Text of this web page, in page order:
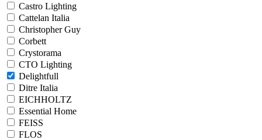
Castro Lighting
Cattelan Italia
Christopher Guy
Corbett
Crystorama
CTO Lighting
Delightfull
Ditre Italia
EICHHOLTZ
Essential Home
FEISS
FLOS